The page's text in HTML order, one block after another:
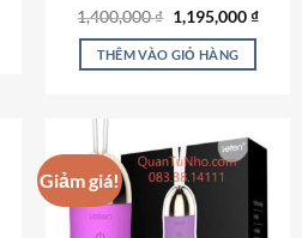
Được xếp
hạng4.62
5 sao
1,400,000₫ Giá
gốc
là:
1,400,000 ₫.
1,195,000₫Giá
THÊM VÀO GIỎ HÀNG
Giảm giá!